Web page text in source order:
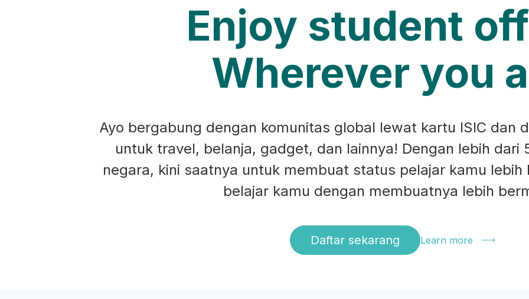
Enjoy student
Wherever you
Ayo bergabung dengan komunitas global lewat kartu ISIC dan
untuk travel, belanja, gadget, dan lainnya! Dengan lebih dari
negara, kini saatnya untuk membuat status pelajar kamu lebih
belajar kamu dengan membuatnya lebih
Daftar sekarang Learn more